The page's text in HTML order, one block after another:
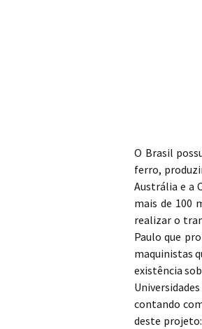
O Brasil
ferro,
Austrália e a
mais de 100
realizar o
Paulo que
maquinistas
existência
contando
deste